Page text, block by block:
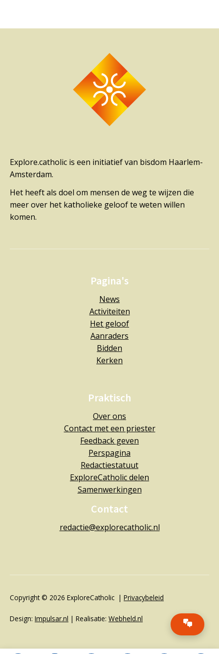
Explore.catholic is een initiatief van bisdom Haarlem-
Amsterdam.
Het heeft als doel om mensen de weg te wijzen die
meer over het katholieke geloof te weten willen
komen.
Pagina's
News
Activiteiten
Het geloof
Aanraders
Bidden
Kerken
Praktisch
Over ons
Contact met een priester
Feedback geven
Perspagina
Redactiestatuut
ExploreCatholic delen
Samenwerkingen
Contact
redactie@explorecatholic.nl
Copyright © 2026 ExploreCatholic | Privacybeleid
Design: Impulsar.nl | Realisatie: Webheld.nl